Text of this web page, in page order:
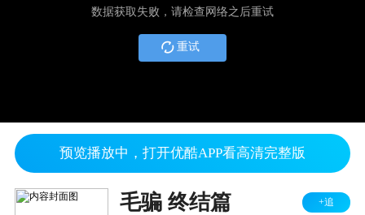
数据获取失败，请检查网络之后重试
重试
预览播放中，打开优酷APP看高清完整版
毛骗 终结篇 +追